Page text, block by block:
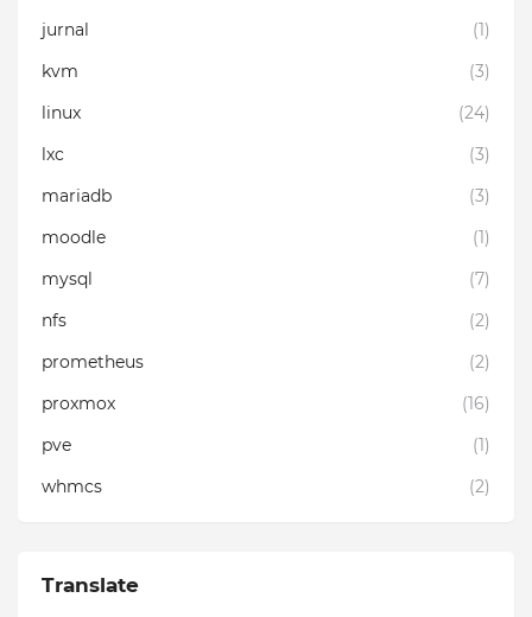
jurnal
(1)
kvm
(3)
linux
(24)
lxc
(3)
mariadb
(3)
moodle
(1)
mysql
(7)
nfs
(2)
prometheus
(2)
proxmox
(16)
pve
(1)
whmcs
(2)
Translate